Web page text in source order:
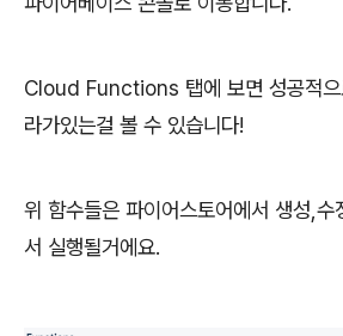
Cloud Functions 탭에 보면 성공적
라가있는걸 볼 수 있습니다!
위 함수들은 파이어스토어에서 생성,수
서 실행될거에요.